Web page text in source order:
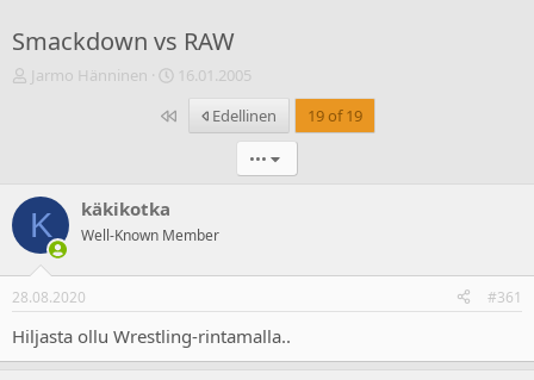
Smackdown vs RAW
V
k
e
u
n
a
Jarmo Hänninen
A
ä
ä
m
ä
16.01.2005
Ensimmäinen
Edellinen
19 of 19
•••
K käkikotka
Well-Known Member
28.08.2020 #361
Hiljasta ollu Wrestling-rintamalla..